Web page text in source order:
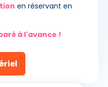
en réservant en
à l'avance !